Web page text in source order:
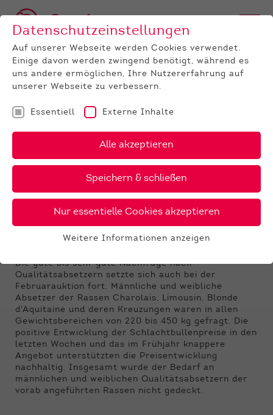
UNTERNEHMEN News
Ergebnisse der
Absetzerauktion Alsfeld vom
24.02.2021
Die gute bis sehr gute Nachfrage nach
Qualitätsabsetzern setzte sich auch bei der
Februarauktion fort. Männliche und weibliche
Absetzer der Rassen Charolais, Limousin, Blonde
d'Aquitaine und deren Kreuzungen waren in allen
Gewichtsbereichen von 220 bis 450 kg gefragt. Die
positive Entwicklung der Schlachtbullenpreise in den
letzten Wochen und das im Frühjahr knappere
Angebot unterstützten die Preisentwicklung
nachhaltig. Insgesamt wurde der Bedarf an
männlichen und weiblichen Qualitätsabsetzern der
vorab angeführten Rassen nicht gedeckt.
Datenschutzeinstellungen
Auf unserer Webseite werden Cookies verwendet.
Einige davon werden zwingend benötigt, während es
uns andere ermöglichen, Ihre Nutzererfahrung auf
unserer Webseite zu verbessern.
Essentiell Externe Inhalte
Alle akzeptieren
Speichern & schließen
Nur essentielle Cookies akzeptieren
Funktionen der Webseite benötigt. Dadurch ist
gewährleistet, dass die Webseite einwandfrei
funktioniert.
Name cookie_optin
Anbieter Qnetics
Laufzeit 1 Jahr
Cookie-Informationen anzeigen
Externe Inhalte
Wir verwenden auf unserer Website externe
Inhalte, um Ihnen zusätzliche Informationen
Weitere Informationen anzeigen